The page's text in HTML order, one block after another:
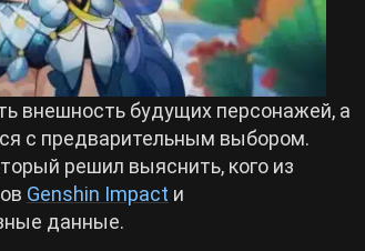
внешность будущих персонажей, а
с предварительным выбором.
решил выяснить, кого из
Genshin Impact и
данные.